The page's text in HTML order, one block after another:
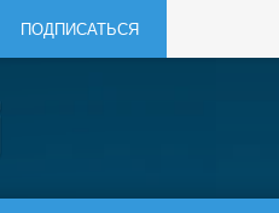
ПОДПИСАТЬСЯ